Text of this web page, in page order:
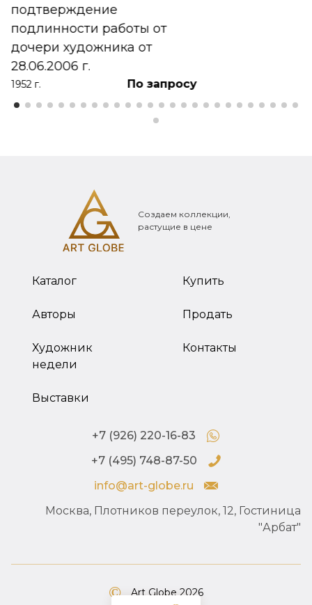
подтверждение
подлинности работы от
дочери художника от
28.06.2006 г.
1952 г. По запросу
Создаем коллекции,
растущие в цене
Каталог
Авторы
Художник
недели
Выставки
Купить
Продать
Контакты
+7 (926) 220-16-83
+7 (495) 748-87-50
info@art-globe.ru
Москва, Плотников переулок, 12, Гостиница
"Арбат"
Art Globe 2026